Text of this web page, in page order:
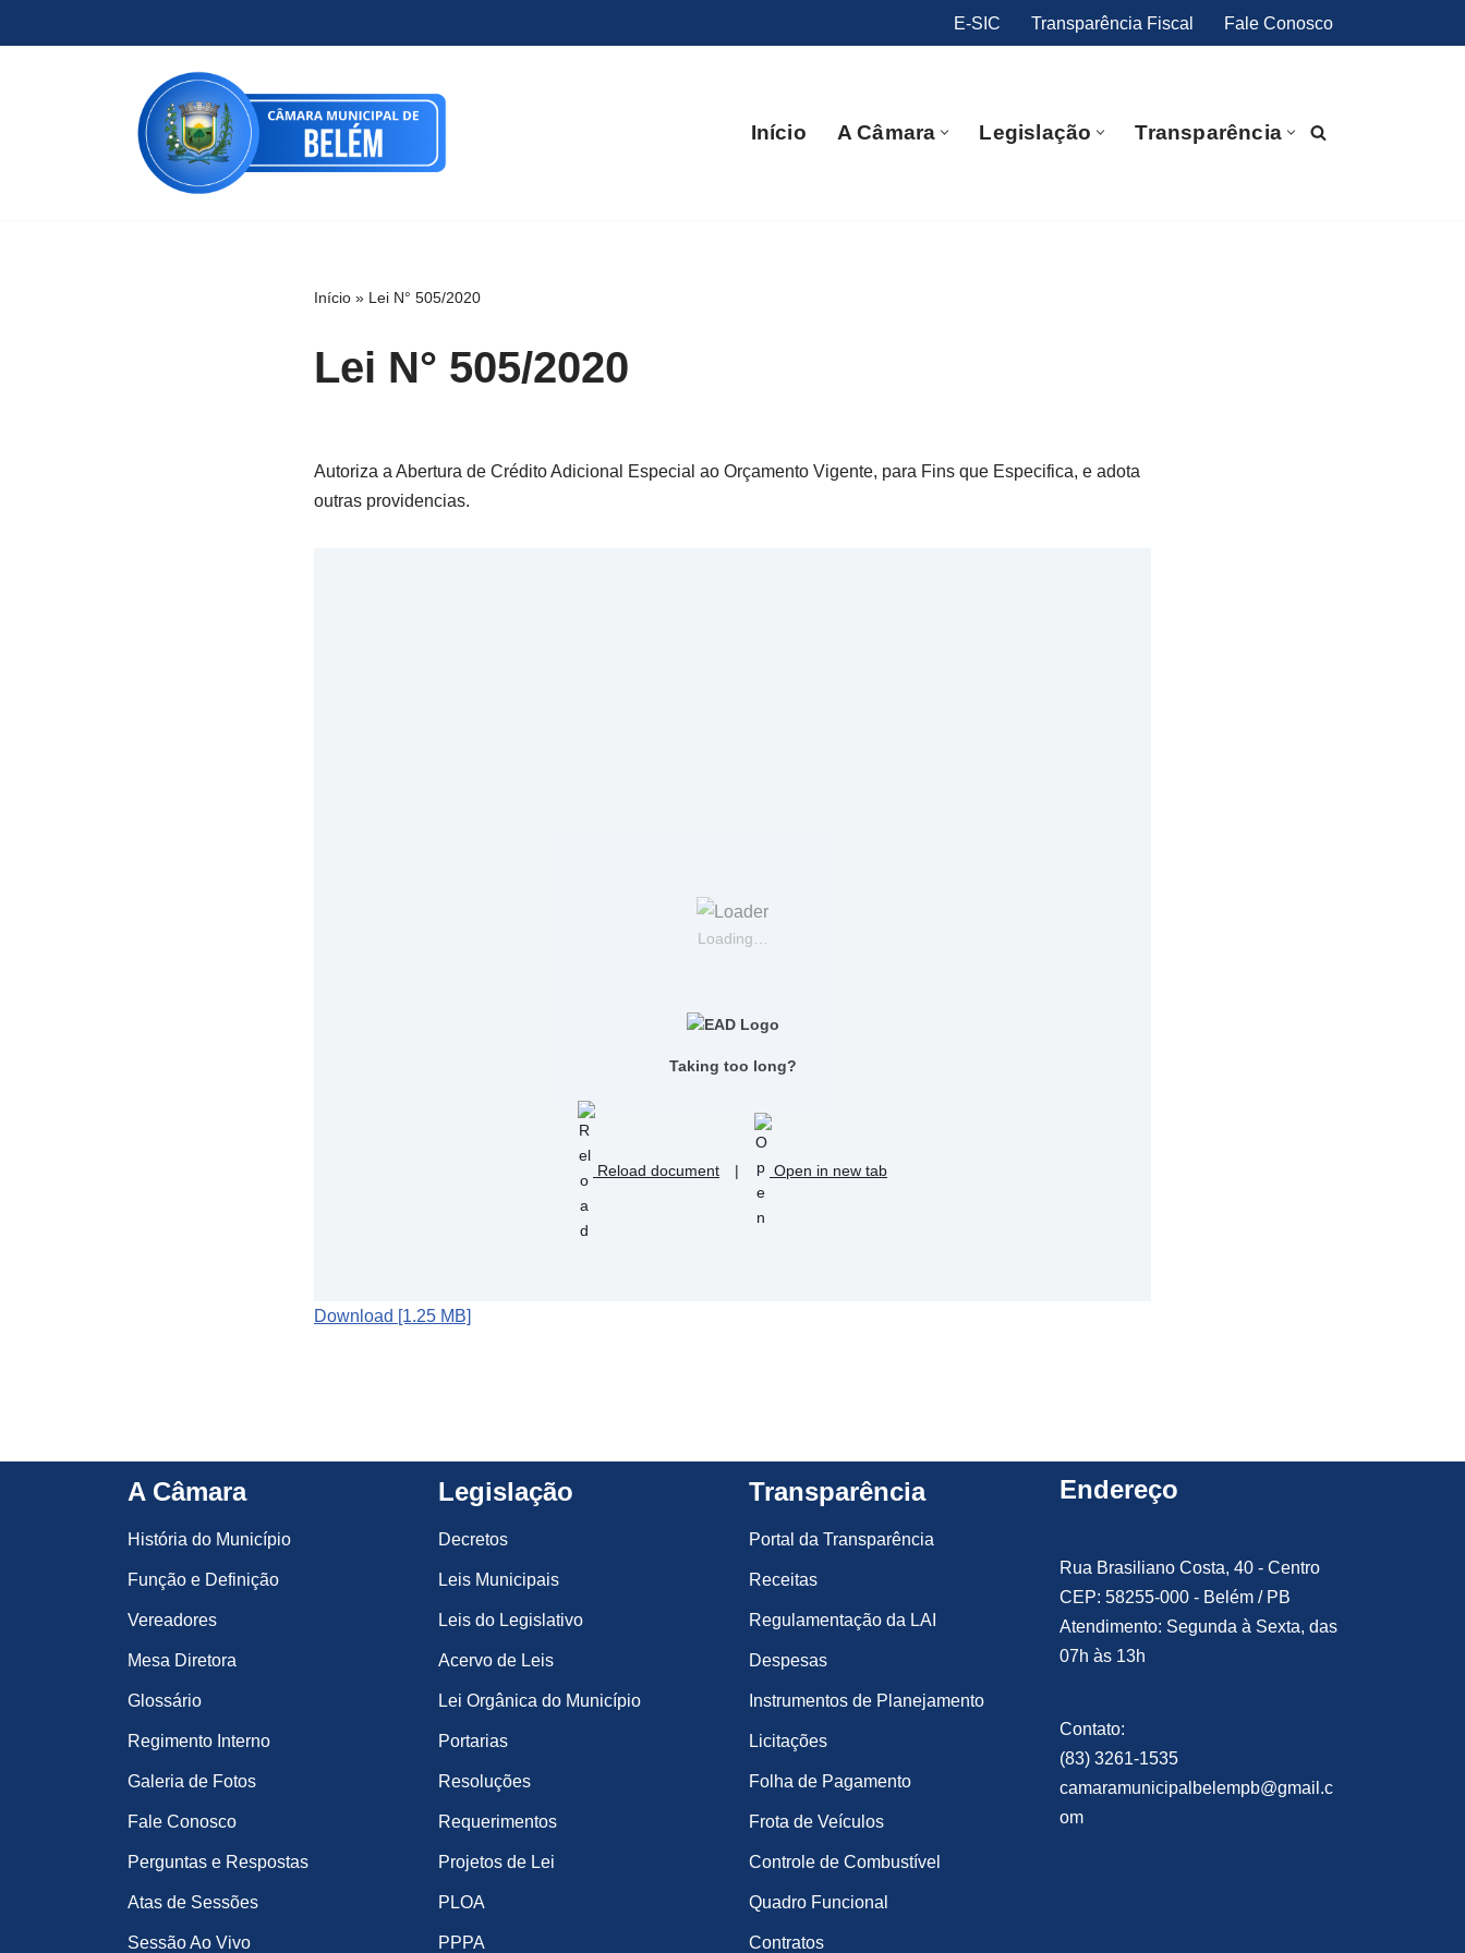
E-SIC Transparência Fiscal Fale Conosco
Início A Câmara Legislação Transparência
Início » Lei N° 505/2020
Lei N° 505/2020
Autoriza a Abertura de Crédito Adicional Especial ao Orçamento Vigente, para Fins que Especifica, e adota
outras providencias.
Loading…
Taking too long?
Reload document | Open in new tab
Download [1.25 MB]
A Câmara
História do Município
Função e Definição
Vereadores
Mesa Diretora
Glossário
Regimento Interno
Galeria de Fotos
Fale Conosco
Perguntas e Respostas
Atas de Sessões
Sessão Ao Vivo
Legislação
Decretos
Leis Municipais
Leis do Legislativo
Acervo de Leis
Lei Orgânica do Município
Portarias
Resoluções
Requerimentos
Projetos de Lei
PLOA
PPPA
Transparência
Portal da Transparência
Receitas
Regulamentação da LAI
Despesas
Instrumentos de Planejamento
Licitações
Folha de Pagamento
Frota de Veículos
Controle de Combustível
Quadro Funcional
Contratos
Endereço
Rua Brasiliano Costa, 40 - Centro
CEP: 58255-000 - Belém / PB
Atendimento: Segunda à Sexta, das
07h às 13h
Contato:
(83) 3261-1535
camaramunicipalbelempb@gmail.c
om